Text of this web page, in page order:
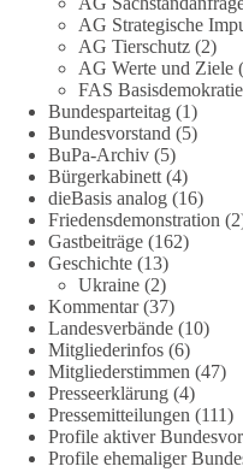
🟩🟩🟦🟦🟥🟥🟧🟧
Es ging weniger um fertige
darüber, wie Freiheit,
Grundrechte in einer
miteinander in Einklang
#dieBasis #natur #grundrechte
7 8
DieBasis
2 Tage(n) zuvor
Jetzt dieBasis Sachsen-Anhalt
Die Landtagswahl 2026 in
AG Strategische
AG Tierschutz (2)
AG Werte und Ziele
FAS
Bundesparteitag (1)
Bundesvorstand (5)
BuPa-Archiv (5)
Bürgerkabinett (4)
dieBasis analog (16)
Friedensdemonstration
Gastbeiträge (162)
Geschichte (13)
Ukraine (2)
Kommentar(37)
Landesverbände (10)
Mitgliederinfos (6)
Mitgliederstimmen (47)
Presseerklärung (4)
Pressemitteilungen (111)
Profile aktiver
Profile ehemaliger